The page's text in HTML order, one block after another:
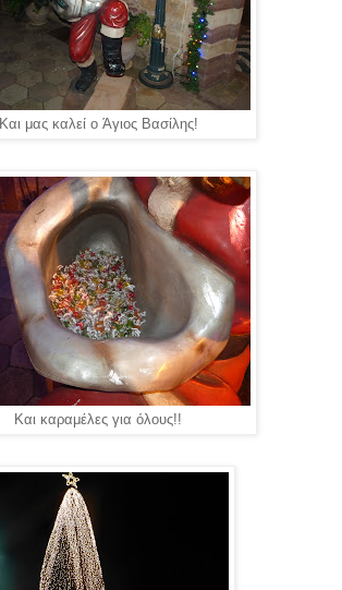
Και μας καλεί ο Άγιος Βασίλης!
Και καραμέλες για όλους!!